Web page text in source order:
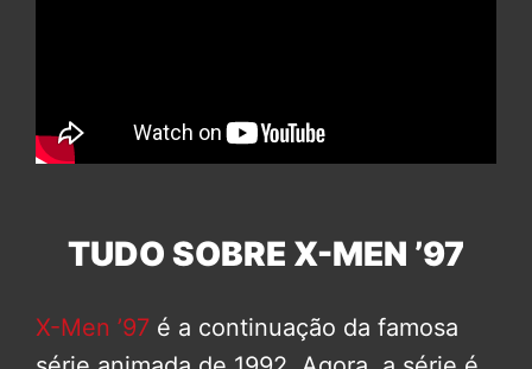
TUDO SOBRE X-MEN ’97
X-Men ’97 é a continuação da famosa